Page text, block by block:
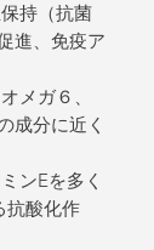
持（抗菌
進、免疫ア
メガ６、
成分に近く
ンEを多く
抗酸化作